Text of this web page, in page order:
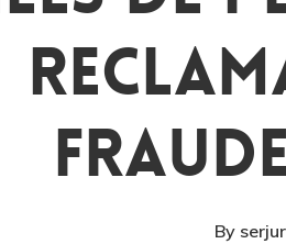
By